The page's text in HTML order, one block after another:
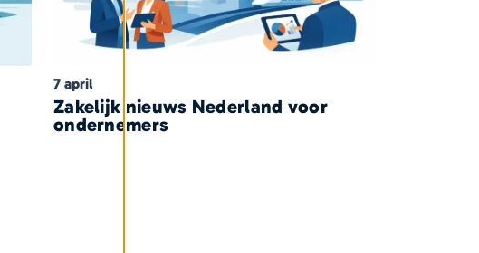
7 april
Zakelijk nieuws Nederland voor
ondernemers